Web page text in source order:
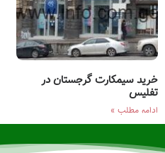
خرید سیمکارت گرجستان در
تفلیس
ادامه مطلب »